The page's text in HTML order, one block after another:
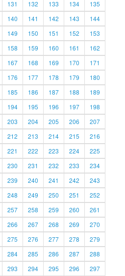
131 132 133 134
135
140 141 142 143
144
149 150 151 152
153
158 159 160 161
162
167 168 169 170
171
176 177 178 179
180
185 186 187 188
189
194 195 196 197
198
203 204 205 206
207
212 213 214 215
216
221 222 223 224
225
230 231 232 233
234
239 240 241 242
243
248 249 250 251
252
257 258 259 260
261
266 267 268 269
270
275 276 277 278
279
284 285 286 287
288
293 294 295 296 297